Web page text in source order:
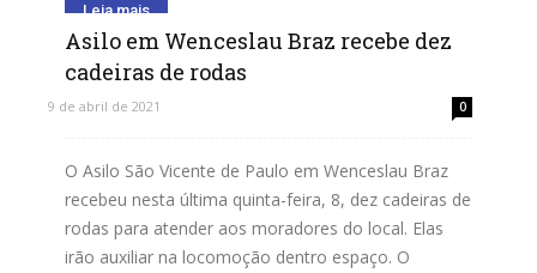
Leia mais
Asilo em Wenceslau Braz recebe dez
cadeiras de rodas
9 de abril de 2021 0
O Asilo São Vicente de Paulo em Wenceslau Braz
recebeu nesta última quinta-feira, 8, dez cadeiras de
rodas para atender aos moradores do local. Elas
irão auxiliar na locomoção dentro espaço. O